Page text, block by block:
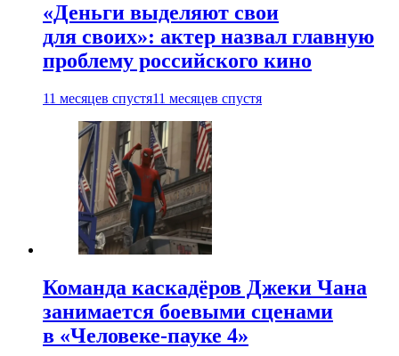
«Деньги выделяют свои
для своих»: актер назвал главную
проблему российского кино
11 месяцев спустя11 месяцев спустя
Команда каскадёров Джеки Чана
занимается боевыми сценами
в «Человеке-пауке 4»